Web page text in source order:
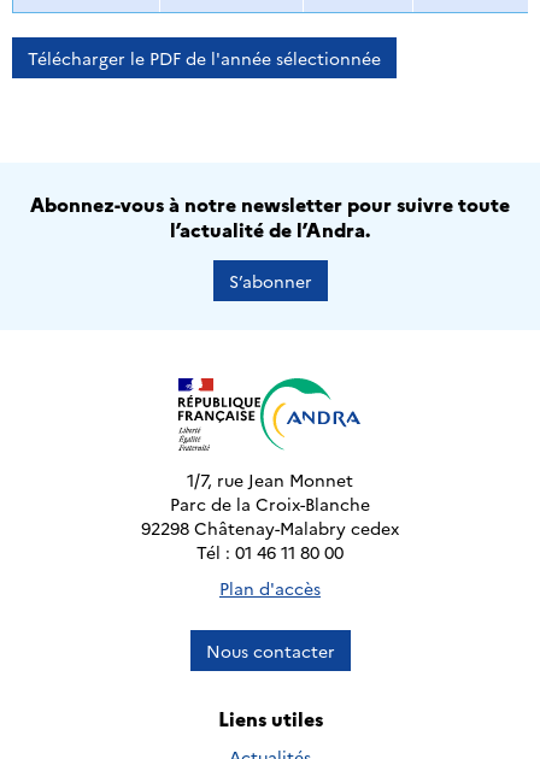
Télécharger le PDF de l'année sélectionnée
Abonnez-vous à notre newsletter pour suivre toute
l’actualité de l’Andra.
S’abonner
1/7, rue Jean Monnet
Parc de la Croix-Blanche
92298 Châtenay-Malabry cedex
Tél : 01 46 11 80 00
Plan d'accès
Nous contacter
Liens utiles